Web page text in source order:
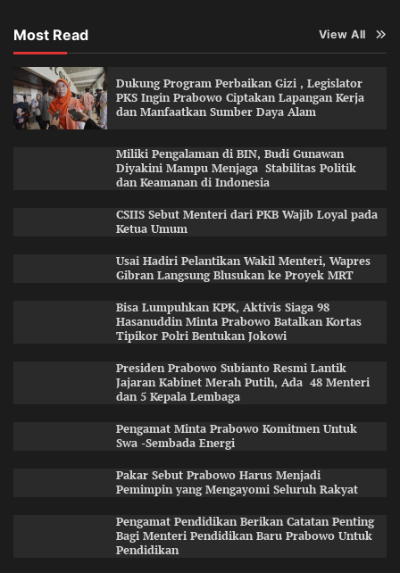
Most Read View All
Dukung Program Perbaikan Gizi , Legislator
PKS Ingin Prabowo Ciptakan Lapangan Kerja
dan Manfaatkan Sumber Daya Alam
Miliki Pengalaman di BIN, Budi Gunawan
Diyakini Mampu Menjaga Stabilitas Politik
dan Keamanan di Indonesia
CSIIS Sebut Menteri dari PKB Wajib Loyal pada
Ketua Umum
Usai Hadiri Pelantikan Wakil Menteri, Wapres
Gibran Langsung Blusukan ke Proyek MRT
Bisa Lumpuhkan KPK, Aktivis Siaga 98
Hasanuddin Minta Prabowo Batalkan Kortas
Tipikor Polri Bentukan Jokowi
Presiden Prabowo Subianto Resmi Lantik
Jajaran Kabinet Merah Putih, Ada 48 Menteri
dan 5 Kepala Lembaga
Pengamat Minta Prabowo Komitmen Untuk
Swa -Sembada Energi
Pakar Sebut Prabowo Harus Menjadi
Pemimpin yang Mengayomi Seluruh Rakyat
Pengamat Pendidikan Berikan Catatan Penting
Bagi Menteri Pendidikan Baru Prabowo Untuk
Pendidikan